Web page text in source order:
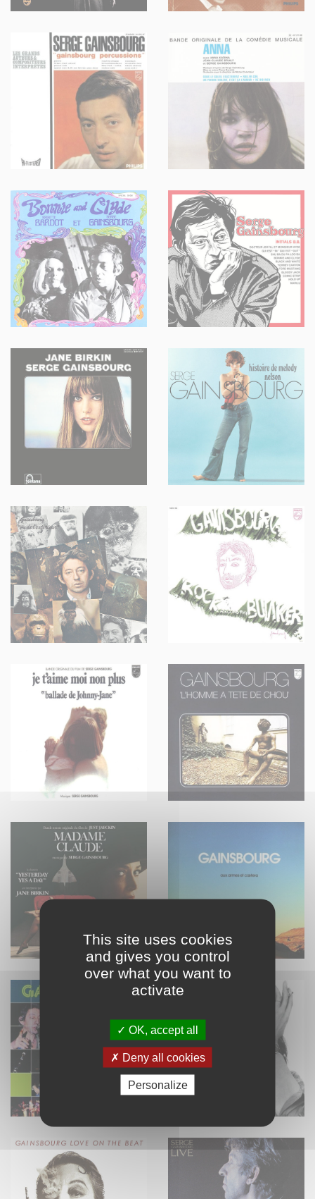
This site uses cookies
and gives you control
over what you want to
activate
OK, accept all
Deny all cookies
Personalize